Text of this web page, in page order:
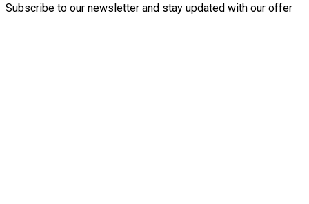
Subscribe to our newsletter and stay updated with our offer